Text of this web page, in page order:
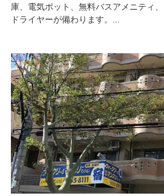
庫、電気ポット、無料バスアメニティ
ドライヤーが備わります。...